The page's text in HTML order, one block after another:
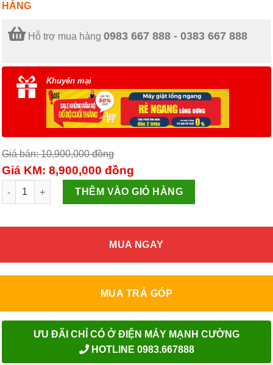
HÀNG
Hỗ trợ mua hàng 0983 667 888 - 0383 667 888
Khuyến mại
Giá bán: 10,900,000đồng
Giá KM: 8,900,000 đồng
Máy giặt lồng ngang AQD-A1000G.W số lượng
THÊM VÀO GIỎ HÀNG
MUA NGAY
MUA TRẢ GÓP
ƯU ĐÃI CHỈ CÓ Ở ĐIỆN MÁY MẠNH CƯỜNG
HOTLINE 0983.667888